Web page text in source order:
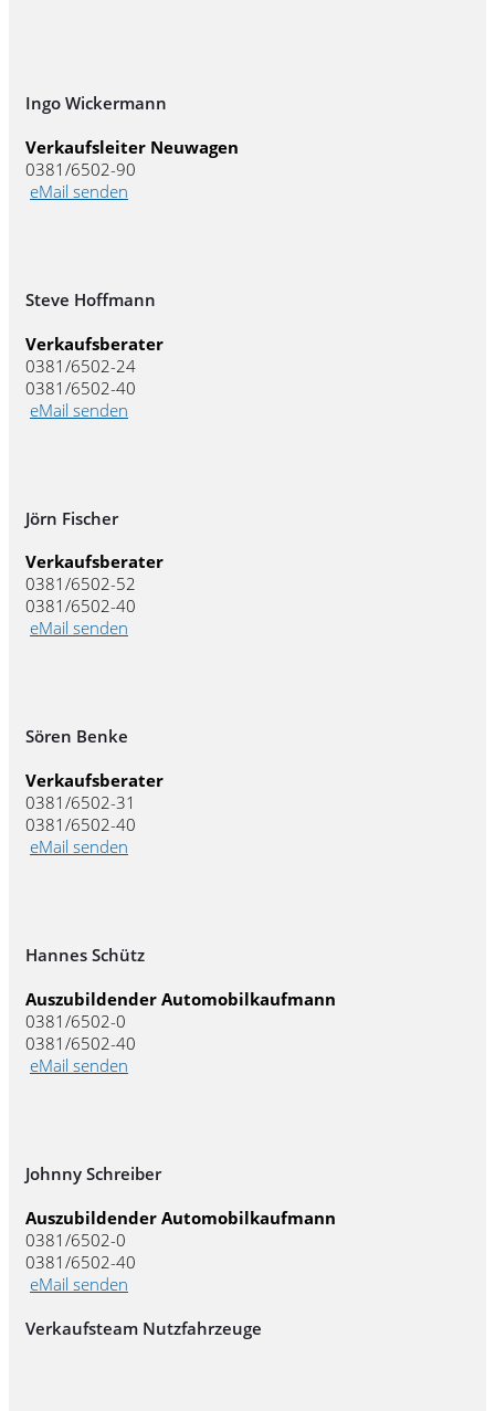
Ingo Wickermann
Verkaufsleiter Neuwagen
0381/6502-90
eMail senden
Steve Hoffmann
Verkaufsberater
0381/6502-24
0381/6502-40
eMail senden
Jörn Fischer
Verkaufsberater
0381/6502-52
0381/6502-40
eMail senden
Sören Benke
Verkaufsberater
0381/6502-31
0381/6502-40
eMail senden
Hannes Schütz
Auszubildender Automobilkaufmann
0381/6502-0
0381/6502-40
eMail senden
Johnny Schreiber
Auszubildender Automobilkaufmann
0381/6502-0
0381/6502-40
eMail senden
Verkaufsteam Nutzfahrzeuge